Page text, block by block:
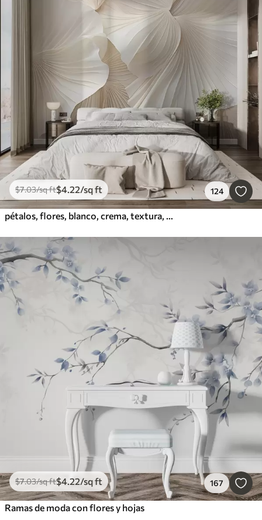
$7.03/sq ft$4.22/sq ft 124
pétalos, flores, blanco, crema, textura, ternura, decorativo
$7.03/sq ft$4.22/sq ft 167
Ramas de moda con flores y hojas